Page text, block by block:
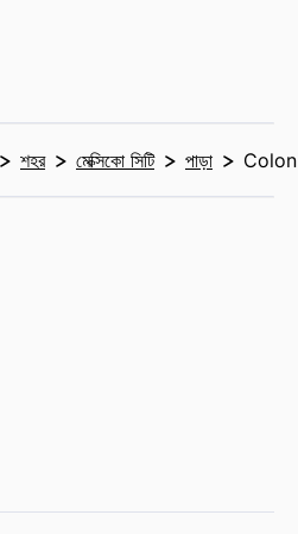
শহর মেক্সিকো সিটি পাড়া